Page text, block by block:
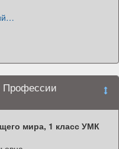
Профессии
мира, 1 класс УМК